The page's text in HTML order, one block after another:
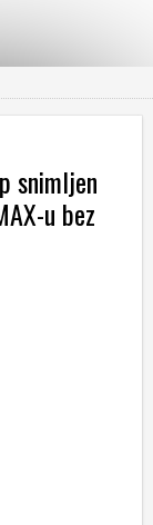
snimljen
u bez